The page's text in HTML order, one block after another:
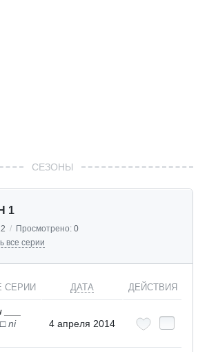
СЕЗОНЫ
1
/ Просмотрено: 0
все серии
СЕРИИ ДАТА ДЕЙСТВИЯ
ni
4 апреля 2014